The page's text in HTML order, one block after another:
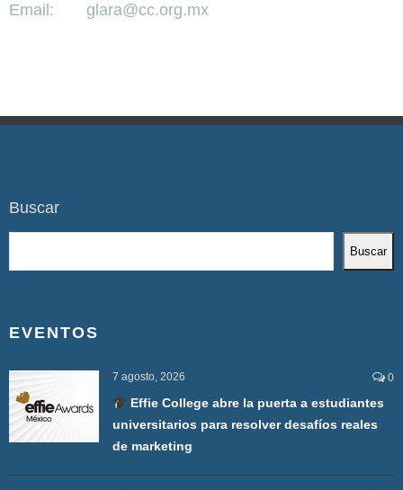
Email: glara@cc.org.mx
Buscar
Buscar
EVENTOS
7 agosto, 2026 0
Effie College abre la puerta a estudiantes
universitarios para resolver desafíos reales
de marketing